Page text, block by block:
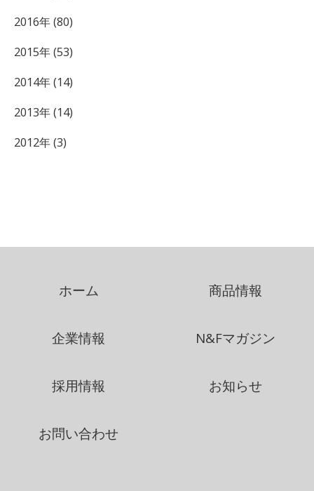
2016年 (80)
2015年 (53)
2014年 (14)
2013年 (14)
2012年 (3)
ホーム 商品情報
企業情報 N&Fマガジン
採用情報 お知らせ
お問い合わせ